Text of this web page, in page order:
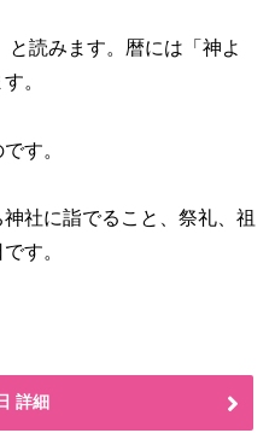
読みます。暦には「神よ
。
す。
社に詣でること、祭礼、祖
す。
詳細